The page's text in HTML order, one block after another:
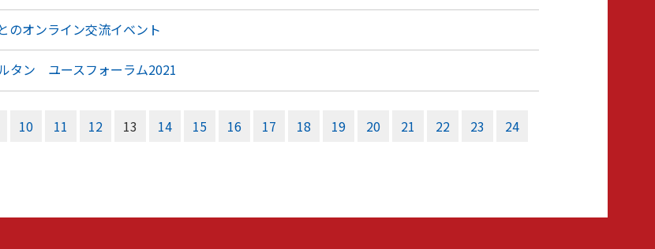
のオンライン交流イベント
タン ユースフォーラム2021
10 11 12 13 14 15 16 17 18 19 20 21 22 23
24